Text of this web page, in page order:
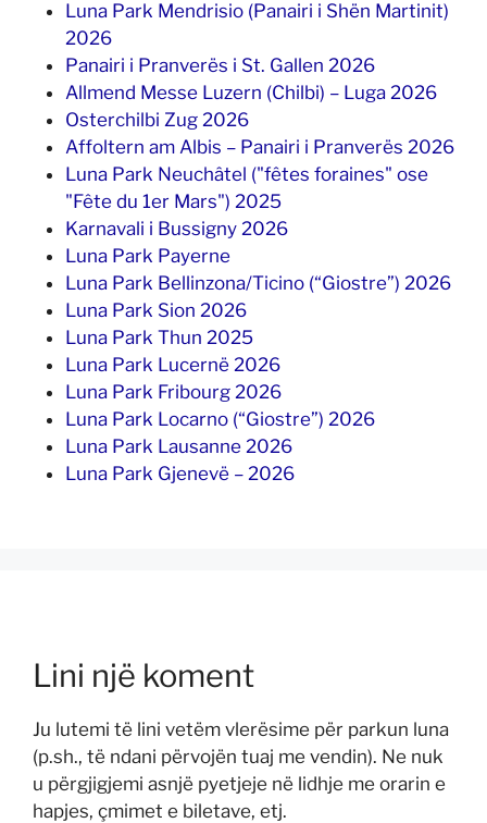
Luna Park Mendrisio (Panairi i Shën Martinit)
2026
Panairi i Pranverës i St. Gallen 2026
Allmend Messe Luzern (Chilbi) – Luga 2026
Osterchilbi Zug 2026
Affoltern am Albis – Panairi i Pranverës 2026
Luna Park Neuchâtel ("fêtes foraines" ose
"Fête du 1er Mars") 2025
Karnavali i Bussigny 2026
Luna Park Payerne
Luna Park Bellinzona/Ticino (“Giostre”) 2026
Luna Park Sion 2026
Luna Park Thun 2025
Luna Park Lucernë 2026
Luna Park Fribourg 2026
Luna Park Locarno (“Giostre”) 2026
Luna Park Lausanne 2026
Luna Park Gjenevë – 2026
Lini një koment
Ju lutemi të lini vetëm vlerësime për parkun luna
(p.sh., të ndani përvojën tuaj me vendin). Ne nuk
u përgjigjemi asnjë pyetjeje në lidhje me orarin e
hapjes, çmimet e biletave, etj.